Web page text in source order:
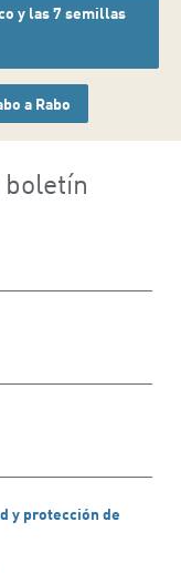
y las 7 semillas
a Rabo
y protección de